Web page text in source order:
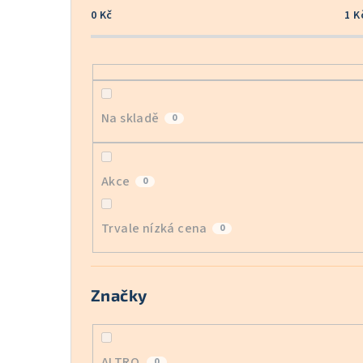
0 Kč 1
Na skladě 0
Akce 0
Trvale nízká cena 0
Značky